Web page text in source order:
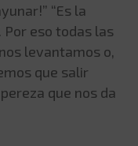
“Es la
eso todas las
levantamos o,
que salir
que nos da